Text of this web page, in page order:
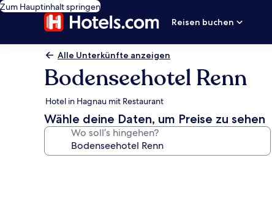
Zum Hauptinhalt springen
Reisen buchen
Alle Unterkünfte anzeigen
Bodenseehotel Renn
Hotel in Hagnau mit Restaurant
Wähle deine Daten, um Preise zu sehen
Wo soll’s hingehen?